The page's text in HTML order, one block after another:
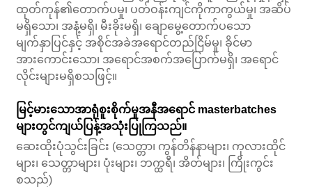
ထုတ်ကုန်၏တောက်ပမှု၊ ပတ်ဝန်းကျင်ကိုကာကွယ်မှု၊ အဆိပ်
မရှိသော၊ အနံ့မရှိ၊ မီးခိုးမရှိ၊ ချောမွေ့တောက်ပသော
မျက်နှာပြင်နှင့် အစိုင်အခဲအရောင်တည်ငြိမ်မှု၊ ခိုင်မာ
အားကောင်းသော၊ အရောင်အစက်အပြောက်မရှိ၊ အရောင်
လိုင်းများမရှိစသဖြင့်။
မြင့်မားသောအာရုံစူးစိုက်မှုအနီအရောင် masterbatches
များတွင်ကျယ်ပြန့်အသုံးပြုကြသည်။
ဆေးထိုးပုံသွင်းခြင်း (သေတ္တာ၊ ကွန်တိန်နာများ၊ ကုလားထိုင်
များ၊ သေတ္တာများ၊ ပုံးများ၊ ဘက္ထရီ၊ အိတ်များ၊ ကြိုးကွင်း
စသည်)